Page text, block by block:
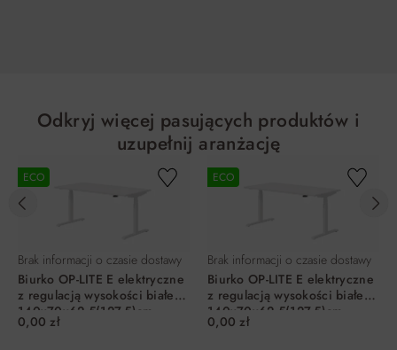
Odkryj więcej pasujących produktów i
uzupełnij aranżację
ECO
Brak informacji o czasie dostawy
Biurko OP-LITE E elektryczne
z regulacją wysokości białe
140x70x62,5(127,5)cm
0,00 zł
ECO
Brak informacji o czasie dostawy
Biurko OP-LITE E elektryczne
z regulacją wysokości białe
140x70x62,5(127,5)cm
0,00 zł